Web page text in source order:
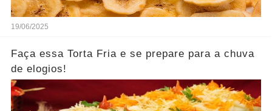
19/06/2025
Faça essa Torta Fria e se prepare para a chuva
de elogios!